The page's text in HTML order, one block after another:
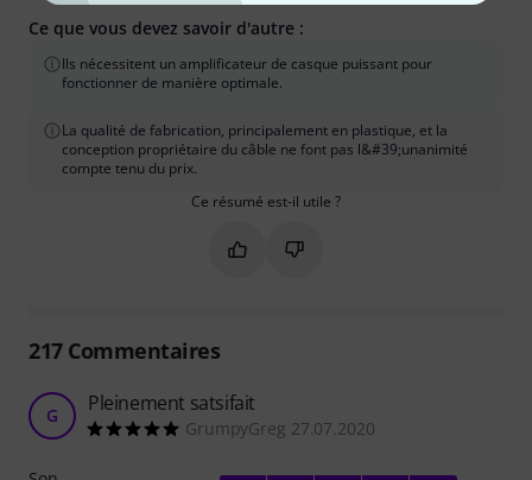
Ce que vous devez savoir d'autre :
Ils nécessitent un amplificateur de casque puissant pour
fonctionner de manière optimale.
La qualité de fabrication, principalement en plastique, et la
conception propriétaire du câble ne font pas l&#39;unanimité
compte tenu du prix.
Ce résumé est-il utile ?
Marquer ce résumé comme utile
Marquer ce résumé comme
217Commentaires
G Pleinement satsifait
GrumpyGreg 27.07.2020